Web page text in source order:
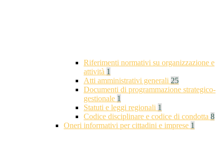
Riferimenti normativi su organizzazione e
attività 1
Atti amministrativi generali 25
Documenti di programmazione strategico-
gestionale 1
Statuti e leggi regionali 1
Codice disciplinare e codice di condotta 8
Oneri informativi per cittadini e imprese 1